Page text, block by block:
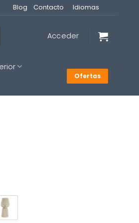
Blog Contacto Idiomas
Acceder
Ofertas